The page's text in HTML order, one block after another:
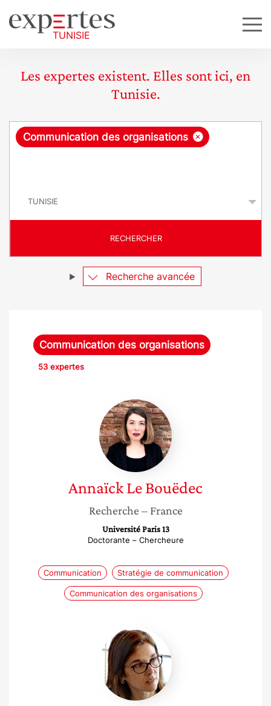
Les expertes existent. Elles sont ici, en
Tunisie.
R
ê
e
×
Communication des organisations
RECHERCHER
Recherche avancée
Communication des organisations
53 expertes
Annaïck
Le
Bouëdec
AnnaïckLe Bouëdec
Recherche – France
Université Paris 13
Doctorante – Chercheure
Communication Stratégie de communication
Communication des organisations
Cecilia
Brassier-
Rodrigues